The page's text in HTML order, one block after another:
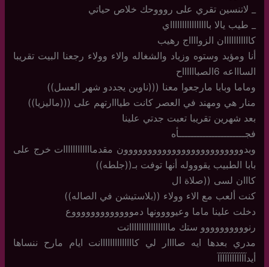
_ لاتنسين تقري على روووحك خلاص حياتي
_ طيب يالا بااااااااااااااااي
كااااااااااان الزوااااج رهيب
أنا ومؤيد وستوه وزياد والشغاله والاء وولاء رجعنا البيت تقريبا
الساااعه 6الصبااااااح
وماما وبابا مارجعوا معنا (((ناوين يجددو شهر العسل))
منار هي ومهند في العصر كانت طيااارتهم على (((ماليزيا))
بعد شهرين تقريبا تعبت جدتي علينا
فجــــــــــــــــــــــأه
وبدووووووووووووووووووووووووون مقدماااااااااااات خرج على
بابا الطبيب يقوووله أنها توفت بـ((جلطه))
كااان لسى ((صلاة ال
كنت ألعب مع الاء وولاء ((بلاستيشن في الصاله))
دخلت علينا ماما وعيوووونها دموووووووووووووع
رنوووووووووو ستك ماااااااااااااااااتت
مدري بعدها ايه صاااار لي كاااااااااااااانت ايام مارح ننساها
أيدآآآآآآآآآآآآ